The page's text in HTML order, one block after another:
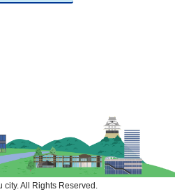
All Rights Reserved.